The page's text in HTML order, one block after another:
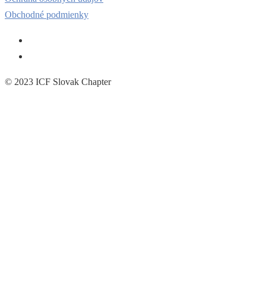
Obchodné podmienky
© 2023 ICF Slovak Chapter